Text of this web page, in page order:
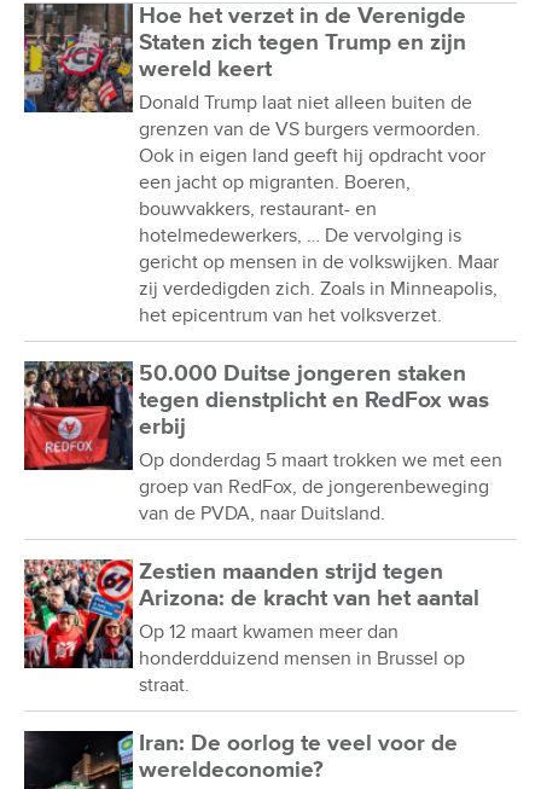
Hoe het verzet in de Verenigde
Staten zich tegen Trump en zijn
wereld keert
Donald Trump laat niet alleen buiten de
grenzen van de VS burgers vermoorden.
Ook in eigen land geeft hij opdracht voor
een jacht op migranten. Boeren,
bouwvakkers, restaurant- en
hotelmedewerkers, … De vervolging is
gericht op mensen in de volkswijken. Maar
zij verdedigden zich. Zoals in Minneapolis,
het epicentrum van het volksverzet.
50.000 Duitse jongeren staken
tegen dienstplicht en RedFox was
erbij
Op donderdag 5 maart trokken we met een
groep van RedFox, de jongerenbeweging
van de PVDA, naar Duitsland.
Zestien maanden strijd tegen
Arizona: de kracht van het aantal
Op 12 maart kwamen meer dan
honderdduizend mensen in Brussel op
straat.
Iran: De oorlog te veel voor de
wereldeconomie?